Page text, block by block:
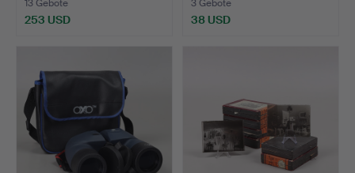
13 Gebote
253 USD
3 Gebote
38 USD